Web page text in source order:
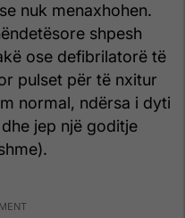
nuk menaxhohen.
shpesh
ose defibrilatorë të
pulset për të nxitur
normal, ndërsa i dyti
jep një goditje